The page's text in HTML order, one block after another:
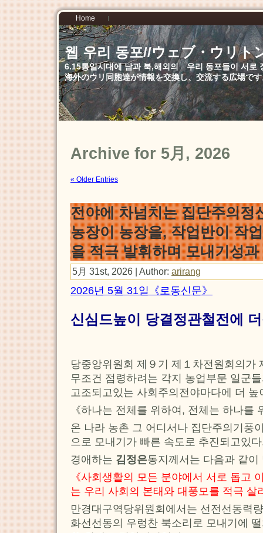
Home
웹 우리 동포//ウェブ・ウリト
6.15통일시대에 남과 북,해외의 우리 동포들이 서로
海外のウリ同胞達が情報を交換し、交流する広場で
Archive for 5月, 2026
« Older Entries
전야에 차넘치는 집단주의
농장이 농장을, 작업반이 작
을 적극 발휘하며 모내기성
5月 31st, 2026 | Author: arirang
2026년 5월 31일《로동신문》
신심드높이 당결정관철전에
당중앙위원회 제９기 제１차전원회의가
무조건 점령하려는 각지 농업부문 일군
고조되고있는 사회주의전야마다에 더
《하나는 전체를 위하여, 전체는 하나를
온 나라 농촌 그 어디서나 집단주의기풍
으로 모내기가 빠른 속도로 추진되고있
경애하는 김정은동지께서는 다음과 같이
《사회생활의 모든 분야에서 서로 돕고
는 우리 사회의 본태와 대풍모를 적극 살
만경대구역당위원회에서는 선전선동력
화선선동의 우렁찬 북소리로 모내기에